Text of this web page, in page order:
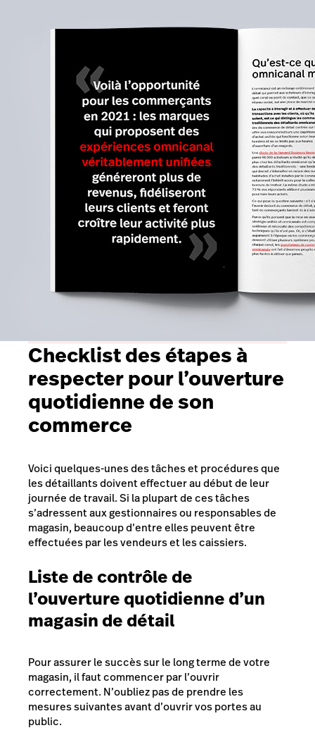
Checklist des étapes à
respecter pour l’ouverture
quotidienne de son
commerce
Voici quelques-unes des tâches et procédures que
les détaillants doivent effectuer au début de leur
journée de travail. Si la plupart de ces tâches
s’adressent aux gestionnaires ou responsables de
magasin, beaucoup d’entre elles peuvent être
effectuées par les vendeurs et les caissiers.
Liste de contrôle de
l’ouverture quotidienne d’un
magasin de détail
Pour assurer le succès sur le long terme de votre
magasin, il faut commencer par l’ouvrir
correctement. N’oubliez pas de prendre les
mesures suivantes avant d’ouvrir vos portes au
public.